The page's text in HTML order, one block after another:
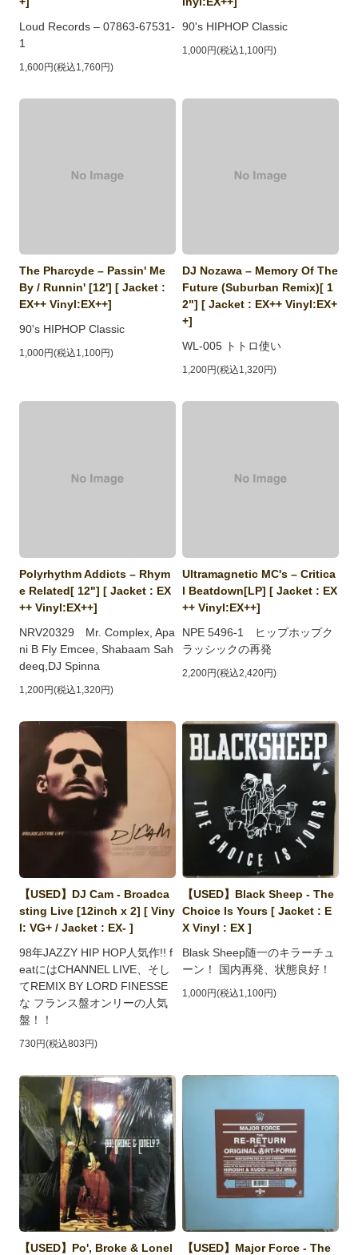
Loud Records ‎– 07863-67531-
1
1,600円(税込1,760円)
90's HIPHOP Classic
1,000円(税込1,100円)
The Pharcyde ‎– Passin' Me
By / Runnin' [12'] [ Jacket :
EX++ Vinyl:EX++]
90's HIPHOP Classic
1,000円(税込1,100円)
DJ Nozawa ‎– Memory Of The
Future (Suburban Remix)[ 1
2"] [ Jacket : EX++ Vinyl:EX+
+]
WL-005 トトロ使い
1,200円(税込1,320円)
Polyrhythm Addicts ‎– Rhym
e Related[ 12"] [ Jacket : EX
++ Vinyl:EX++]
NRV20329 Mr. Complex, Apa
ni B Fly Emcee, Shabaam Sah
deeq,DJ Spinna
1,200円(税込1,320円)
Ultramagnetic MC's ‎– Critica
l Beatdown[LP] [ Jacket : EX
++ Vinyl:EX++]
NPE 5496-1 ヒップホップク
ラッシックの再発
2,200円(税込2,420円)
【USED】DJ Cam - Broadca
sting Live [12inch x 2] [ Viny
l: VG+ / Jacket : EX- ]
98年JAZZY HIP HOP人気作!! f
eatにはCHANNEL LIVE、そし
てREMIX BY LORD FINESSE
な フランス盤オンリーの人気
盤！！
730円(税込803円)
【USED】Black Sheep - The
Choice Is Yours [ Jacket : E
X Vinyl : EX ]
Blask Sheep随一のキラーチュ
ーン！ 国内再発、状態良好！
1,000円(税込1,100円)
【USED】Po', Broke & Lonel
【USED】Major Force - The